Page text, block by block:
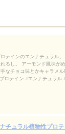
テインのエンナチュラル
れるし。 アーモンド風味が
手なチョコ味とかキャラメ
ロテイン #エンナチュラル
チュラル植物性プロ